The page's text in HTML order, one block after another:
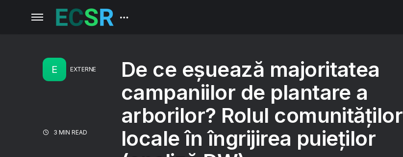
E EXTERNE
3 MIN READ
De ce eșuează majoritatea
campaniilor de plantare a
arborilor? Rolul comunităților
locale în îngrijirea puieților